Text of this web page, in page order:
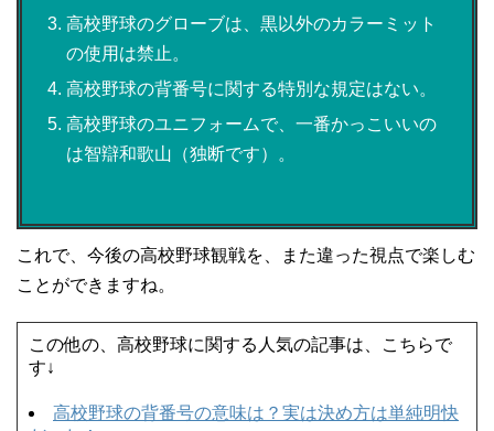
高校野球のグローブは、黒以外のカラーミット
の使用は禁止。
高校野球の背番号に関する特別な規定はない。
高校野球のユニフォームで、一番かっこいいの
は智辯和歌山（独断です）。
これで、今後の高校野球観戦を、また違った視点で楽しむ
ことができますね。
この他の、高校野球に関する人気の記事は、こちらで
す↓
高校野球の背番号の意味は？実は決め方は単純明快